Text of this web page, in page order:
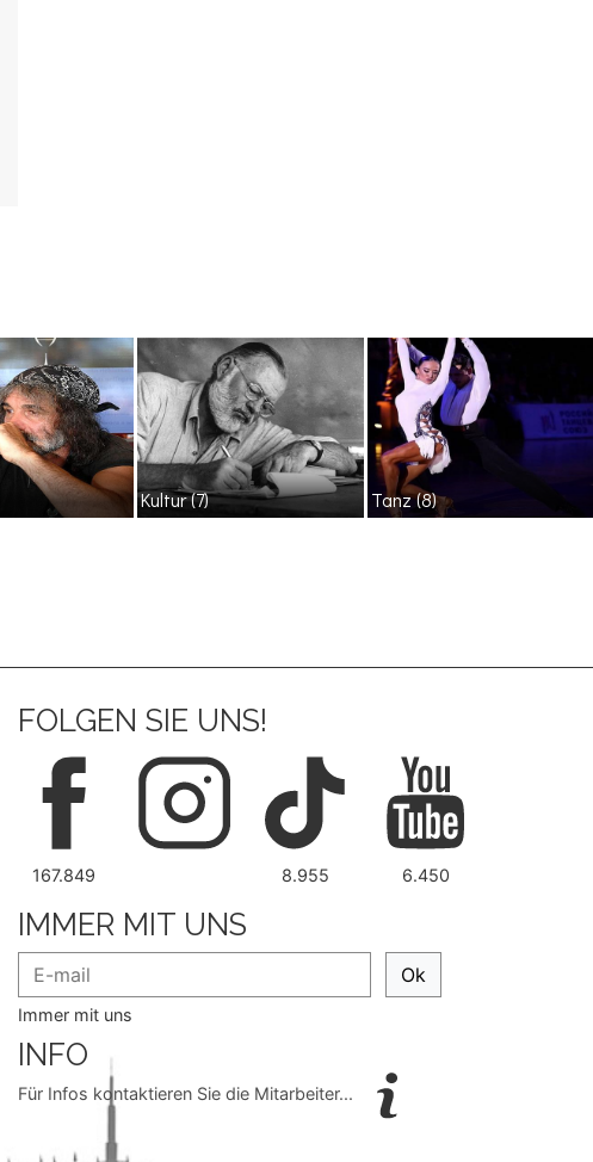
Kultur(7) Tanz(8)
FOLGEN SIE UNS!
167.849 8.955 6.450
IMMER MIT UNS
Ok
Immer mit uns
INFO
Für Infos kontaktieren Sie die Mitarbeiter...